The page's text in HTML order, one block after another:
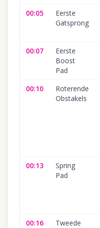
00:05
Eerste
Gatsprong
00:07
Eerste
Boost
Pad
00:10
Roterende
Obstakels
00:13
Spring
Pad
00:16 Tweede